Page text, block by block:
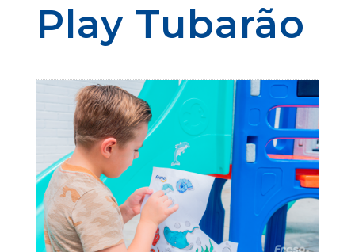
Play Tubarão